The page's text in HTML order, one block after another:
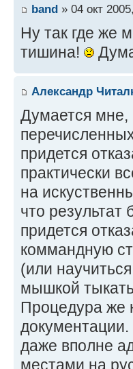
band » 04 окт
Ну так где же
тишина!
Александр
Думается мне,
придется
практически
на
что результат
придется
коммандную
(или
мышкой
Процедура же
даже вполне
местами на